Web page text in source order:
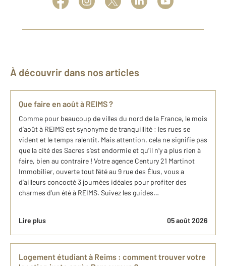
À découvrir dans nos articles
Que faire en août à REIMS ?
Comme pour beaucoup de villes du nord de la France, le mois
d’août à REIMS est synonyme de tranquillité : les rues se
vident et le temps ralentit. Mais attention, cela ne signifie pas
que la cité des Sacres s’est endormie et qu’il n’y a plus rien à
faire, bien au contraire ! Votre agence Century 21 Martinot
Immobilier, ouverte tout l’été au 9 rue des Élus, vous a
d’ailleurs concocté 3 journées idéales pour profiter des
charmes d’un été à REIMS. Suivez les guides…
Lire plus 05 août 2026
Logement étudiant à Reims : comment trouver votre